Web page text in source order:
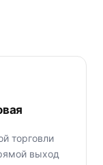
торговли
выход